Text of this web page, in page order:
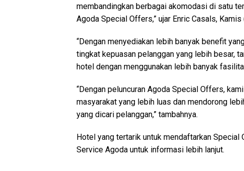
membandingkan berbagai akomodasi di satu
Agoda Special Offers,” ujar Enric Casals,
“Dengan menyediakan lebih banyak benefit
tingkat kepuasan pelanggan yang lebih besar,
hotel dengan menggunakan lebih banyak
“Dengan peluncuran Agoda Special Offers,
masyarakat yang lebih luas dan mendorong
yang dicari pelanggan,” tambahnya.
Hotel yang tertarik untuk mendaftarkan
Service Agoda untuk informasi lebih lanjut.